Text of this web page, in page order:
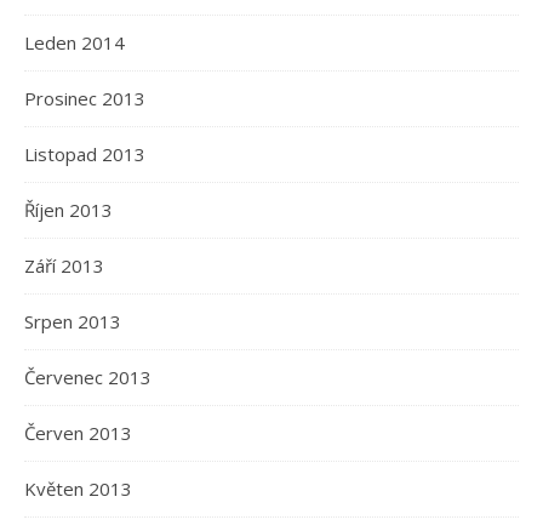
Leden 2014
Prosinec 2013
Listopad 2013
Říjen 2013
Září 2013
Srpen 2013
Červenec 2013
Červen 2013
Květen 2013